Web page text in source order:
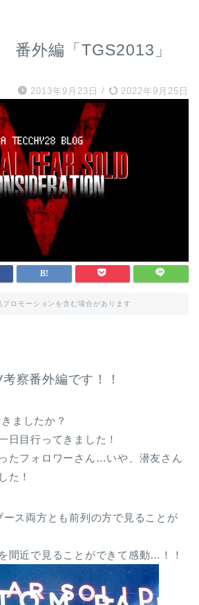
外編「TGS2013」
2013年9月23日 / 2022年9月25日
プロモーションを含む場合があります
察番外編です！！
ましたか？
日目行ってきました！
たフォロワーさん…いや、潜友さん
た！
ス両方とも前列の方で見ることが
間近で見ることができて感動…！！